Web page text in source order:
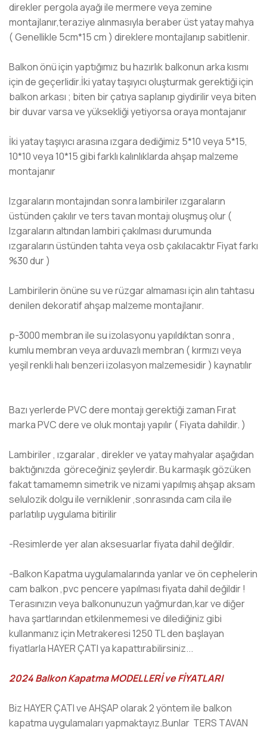
direkler pergola ayağı ile mermere veya zemine
montajlanır,teraziye alınmasıyla beraber üst yatay mahya
( Genellikle 5cm*15 cm ) direklere montajlanıp sabitlenir.
Balkon önü için yaptığımız bu hazırlık balkonun arka kısmı
için de geçerlidir.İki yatay taşıyıcı oluşturmak gerektiği için
balkon arkası ; biten bir çatıya saplanıp giydirilir veya biten
bir duvar varsa ve yüksekliği yetiyorsa oraya montajanır
İki yatay taşıyıcı arasına ızgara dediğimiz 5*10 veya 5*15,
10*10 veya 10*15 gibi farklı kalınlıklarda ahşap malzeme
montajanır
Izgaraların montajından sonra lambiriler ızgaraların
üstünden çakılır ve ters tavan montajı oluşmuş olur (
Izgaraların altından lambiri çakılması durumunda
ızgaraların üstünden tahta veya osb çakılacaktır Fiyat farkı
%30 dur )
Lambirilerin önüne su ve rüzgar almaması için alın tahtasu
denilen dekoratif ahşap malzeme montajlanır.
p-3000 membran ile su izolasyonu yapıldıktan sonra ,
kumlu membran veya arduvazlı membran ( kırmızı veya
yeşil renkli halı benzeri izolasyon malzemesidir ) kaynatılır
Bazı yerlerde PVC dere montajı gerektiği zaman Fırat
marka PVC dere ve oluk montajı yapılır ( Fiyata dahildir. )
Lambiriler , ızgaralar , direkler ve yatay mahyalar aşağıdan
baktığınızda göreceğiniz şeylerdir. Bu karmaşık gözüken
fakat tamamemn simetrik ve nizami yapılmış ahşap aksam
selulozik dolgu ile verniklenir ,sonrasında cam cila ile
parlatılıp uygulama bitirilir
-Resimlerde yer alan aksesuarlar fiyata dahil değildir.
-Balkon Kapatma uygulamalarında yanlar ve ön cephelerin
cam balkon ,pvc pencere yapılması fiyata dahil değildir !
Terasınızın veya balkonunuzun yağmurdan,kar ve diğer
hava şartlarından etkilenmemesi ve dilediğiniz gibi
kullanmanız için Metrakeresi 1250 TL den başlayan
fiyatlarla HAYER ÇATI ya kapattırabilirsiniz...
2024 Balkon Kapatma MODELLERİ ve FİYATLARI
Biz HAYER ÇATI ve AHŞAP olarak 2 yöntem ile balkon
kapatma uygulamaları yapmaktayız.Bunlar TERS TAVAN